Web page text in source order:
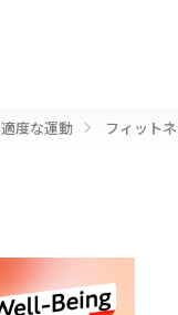
適度な運動 フィット